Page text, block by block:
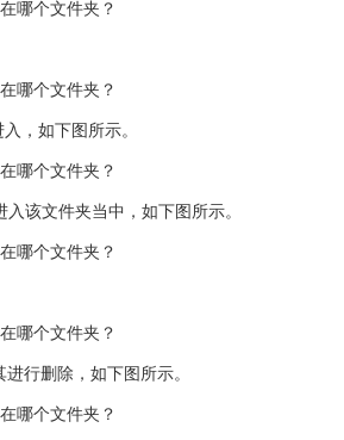
，如下图所示。
该文件夹当中，如下图所示。
行删除，如下图所示。